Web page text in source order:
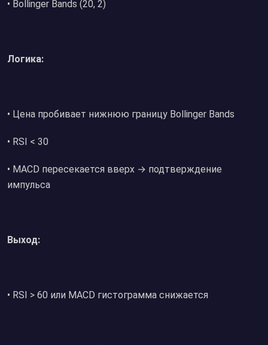
• Bollinger Bands (20, 2)
Логика:
• Цена пробивает нижнюю границу Bollinger Bands
• RSI < 30
• MACD пересекается вверх → подтверждение
импульса
Выход:
• RSI > 60 или MACD гистограмма снижается